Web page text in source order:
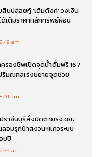
สินปล่อยกู้ ‘เติมตังค์’ วงเงิน
เต็มราคาหลักทรัพย์ผ่อน
8:49 am
รองชีพเปิดจุดน้ำดื่มฟรี 167
มณฑลเร่งขยายจุดช่วย
8:01 am
ราจีนบุรีสั่งปิดตายรง.ขยะ
อบรุกป่าสงวนฯแควระบบ
บปี
6:39 am